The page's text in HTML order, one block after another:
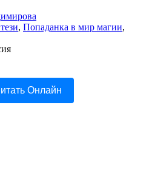
, Попаданка в мир магии,
Онлайн